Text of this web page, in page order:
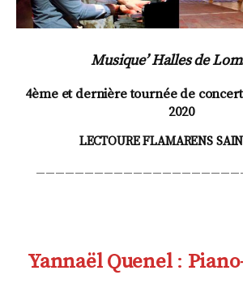
Musique’ Halles de
4ème et dernière tournée de
2020
LECTOURE FLAMARENS
Yannaël Quenel: